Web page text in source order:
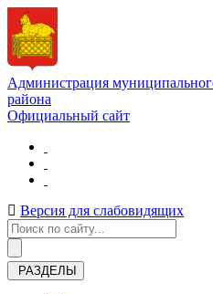
Администрация
района
Официальный сайт
Версия для слабовидящих
РАЗДЕЛЫ